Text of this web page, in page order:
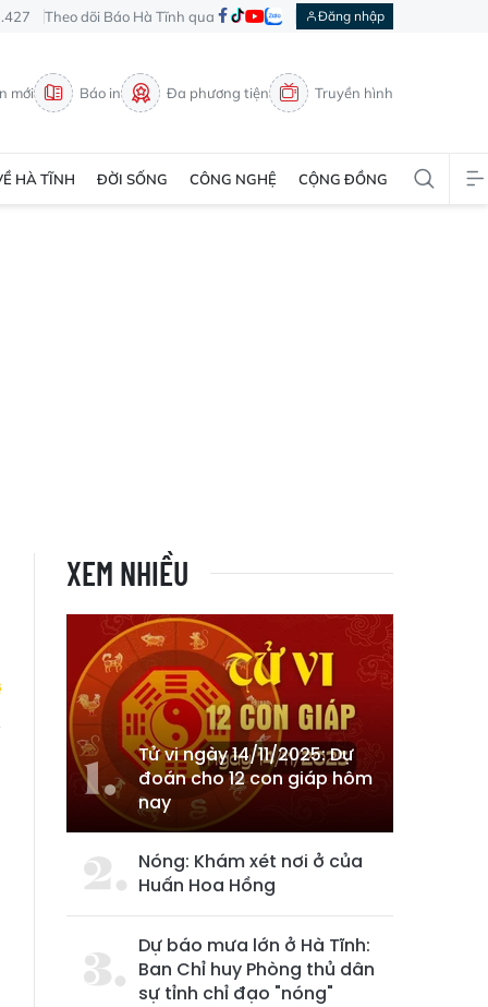
Theo dõi Báo Hà Tĩnh qua Đăng nhập
mới Báo in Đa phương tiện Truyền hình
HÀ TĨNH ĐỜI SỐNG CÔNG NGHỆ CỘNG ĐỒNG
XEM NHIỀU
Tử vi ngày 14/11/2025: Dự
đoán cho 12 con giáp hôm
nay
Nóng: Khám xét nơi ở của
Huấn Hoa Hồng
Dự báo mưa lớn ở Hà Tĩnh:
Ban Chỉ huy Phòng thủ dân
sự tỉnh chỉ đạo "nóng"